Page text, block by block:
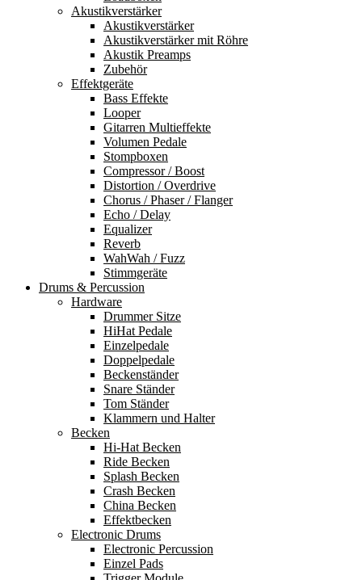
Akustikverstärker
Akustikverstärker
Akustikverstärker mit Röhre
Akustik Preamps
Zubehör
Effektgeräte
Bass Effekte
Looper
Gitarren Multieffekte
Volumen Pedale
Stompboxen
Compressor / Boost
Distortion / Overdrive
Chorus / Phaser / Flanger
Echo / Delay
Equalizer
Reverb
WahWah / Fuzz
Stimmgeräte
Drums & Percussion
Hardware
Drummer Sitze
HiHat Pedale
Einzelpedale
Doppelpedale
Beckenständer
Snare Ständer
Tom Ständer
Klammern und Halter
Becken
Hi-Hat Becken
Ride Becken
Splash Becken
Crash Becken
China Becken
Effektbecken
Electronic Drums
Electronic Percussion
Einzel Pads